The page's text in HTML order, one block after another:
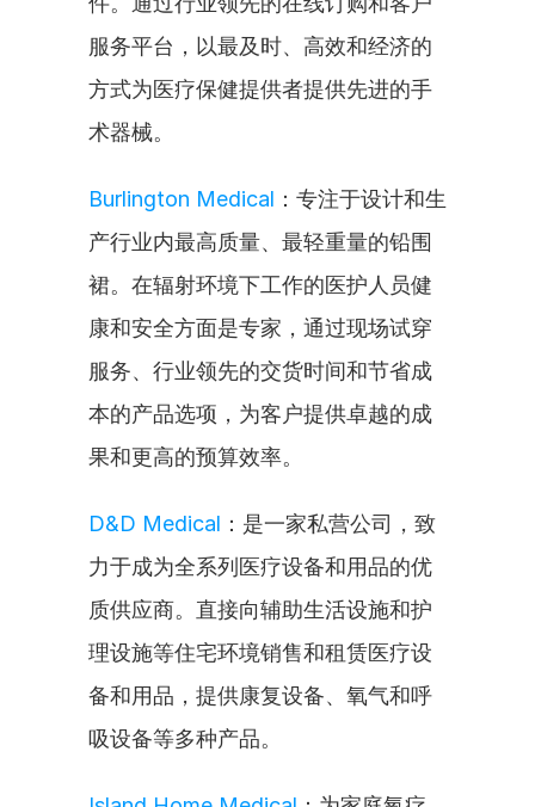
服务平台，以最及时、高效和经济的
方式为医疗保健提供者提供先进的手
术器械。
Burlington Medical ：专注于设计和生
产行业内最高质量、最轻重量的铅围
裙。在辐射环境下工作的医护人员健
康和安全方面是专家，通过现场试穿
服务、行业领先的交货时间和节省成
本的产品选项，为客户提供卓越的成
果和更高的预算效率。
D&D Medical ：是一家私营公司，致
力于成为全系列医疗设备和用品的优
质供应商。直接向辅助生活设施和护
理设施等住宅环境销售和租赁医疗设
备和用品，提供康复设备、氧气和呼
吸设备等多种产品。